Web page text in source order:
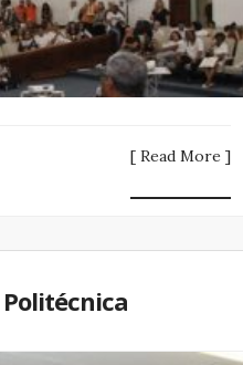
[ Read More ]
Politécnica